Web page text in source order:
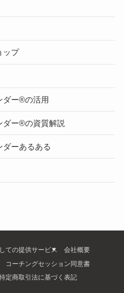
ップ
ダー®の活用
ダー®の資質解説
ダーあるある
ての提供サービス
会社概要
コーチングセッション同意書
定商取引法に基づく表記